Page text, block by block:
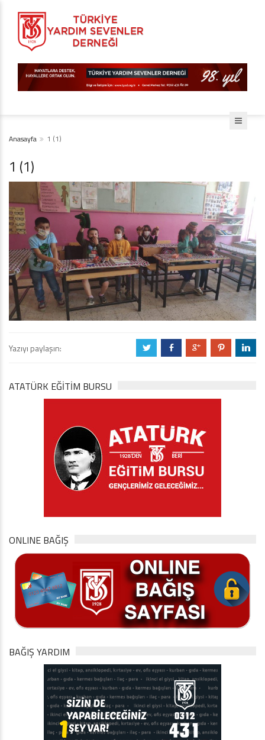
Anasayfa 1 (1)
1 (1)
Yazıyı paylaşın: a b c d j
ATATÜRK EĞITIM BURSU
ONLINE BAĞIŞ
BAĞIŞ YARDIM